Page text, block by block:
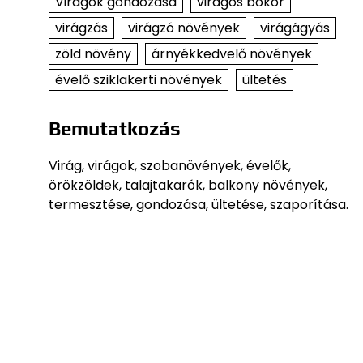
virágzás
virágzó növények
virágágyás
zöld növény
árnyékkedvelő növények
évelő sziklakerti növények
ültetés
Bemutatkozás
Virág, virágok, szobanövények, évelők,
örökzöldek, talajtakarók, balkony növények,
termesztése, gondozása, ültetése, szaporítása.